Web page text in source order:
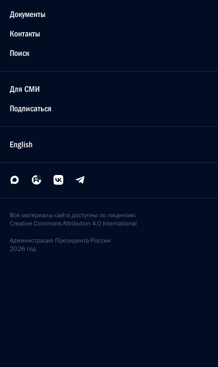
Документы
Контакты
Поиск
Для СМИ
Подписаться
English
Все материалы сайта доступны по лицензии:
Creative Commons Attribution 4.0 International
Администрация Президента России
2026 год